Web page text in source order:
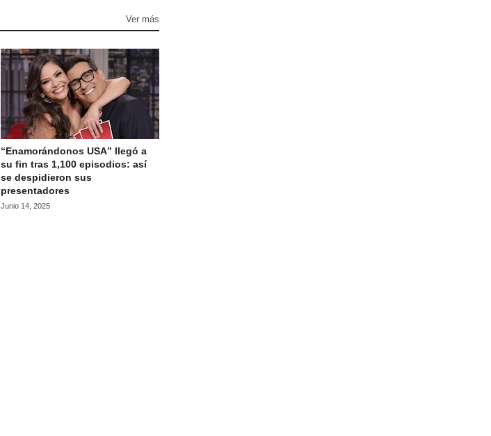
Ver más
“Enamorándonos USA” llegó a
su fin tras 1,100 episodios: así
se despidieron sus
presentadores
Junio 14, 2025